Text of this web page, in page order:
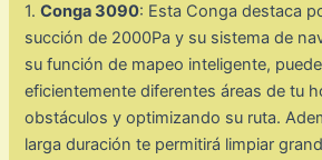
1.Conga 3090: Esta Conga destaca
succión de 2000Pa y su sistema de
su función de mapeo inteligente,
eficientemente diferentes áreas de tu
obstáculos y optimizando su ruta.
larga duración te permitirá limpiar